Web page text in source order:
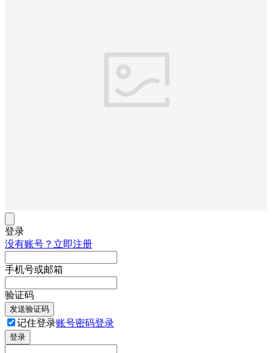
登录
没有账号？立即注册
手机号或邮箱
验证码
发送验证码
记住登录账号密码登录
登录